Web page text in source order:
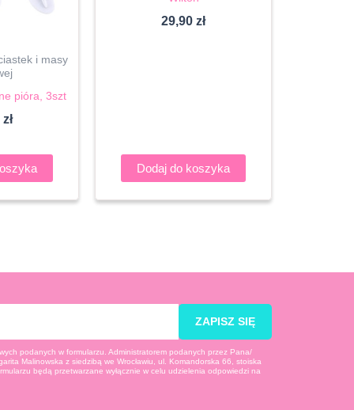
i masy
pióra, 3szt
zł
29,90 zł
Dodaj do koszyka
podanych w formularzu. Administratorem podanych przez Pana/
Malinowska z siedzibą we Wrocławiu, ul. Komandorska 66, stoiska
będą przetwarzane wyłącznie w celu udzielenia odpowiedzi na
ZAPISZ SIĘ